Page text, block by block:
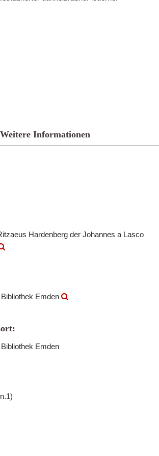
Weitere Informationen
Hardenberg der Johannes a Lasco
Emden
Emden